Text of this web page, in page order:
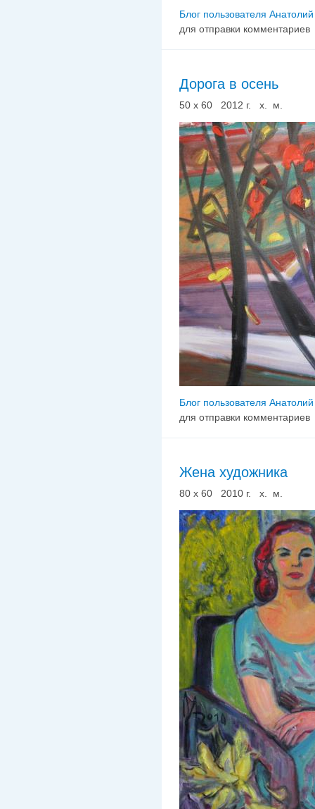
Блог пользователя
для отправки комментариев
Дорога в осень
50 х 60 2012 г. х. м.
Блог пользователя
для отправки комментариев
Жена художника
80 х 60 2010 г. х. м.